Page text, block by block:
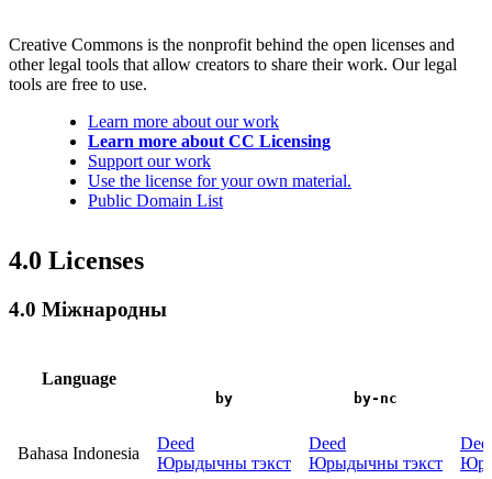
Creative Commons is the nonprofit behind the open licenses and
other legal tools that allow creators to share their work. Our legal
tools are free to use.
Learn more about our work
Learn more about CC Licensing
Support our work
Use the license for your own material.
Public Domain List
4.0 Licenses
4.0 Міжнародны
Language
by by-nc
Bahasa Indonesia
Deed
Юрыдычны тэкст
Deed
Юрыдычны тэкст